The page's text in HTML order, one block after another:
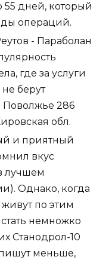
дней, который
операций.
- Параболан
где за услуги
берут
Поволжье 286
обл.
и приятный
вкус
лучшем
Однако, когда
по этим
немножко
Станодрол-10
меньше,